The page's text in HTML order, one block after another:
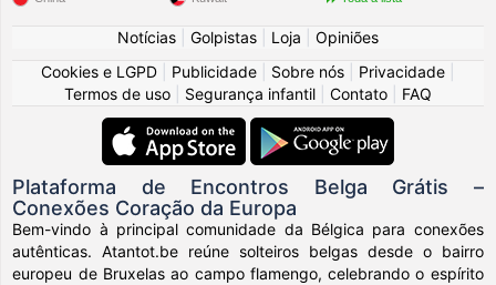
Notícias Golpistas Loja
Opiniões
Cookies e LGPD
Publicidade Sobre nós Privacidade
Termos de uso
Segurança infantil Contato FAQ
Plataforma de Encontros Belga Grátis –
Conexões Coração da Europa
Bem-vindo à principal comunidade da Bélgica para conexões
autênticas. Atantot.be reúne solteiros belgas desde o bairro
europeu de Bruxelas ao campo flamengo, celebrando o espírito